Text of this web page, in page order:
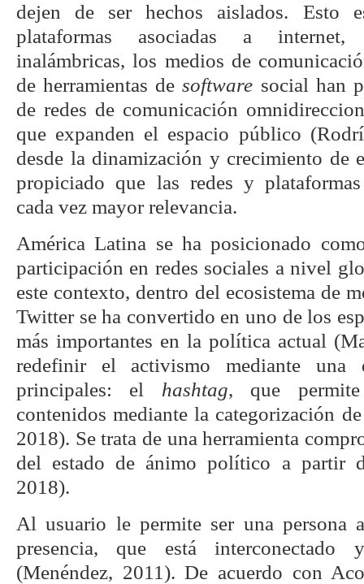
dejen de ser hechos aislados. Esto
plataformas asociadas a internet,
inalámbricas, los medios de
de herramientas desoftware social han
de redes de comunicación
que expanden el espacio público
desde la dinamización y crecimiento de
propiciado que las redes y
cada vez mayor relevancia.
América Latina se ha posicionado
participación en redes sociales a nivel
este contexto, dentro del ecosistema de
Twitter se ha convertido en uno de los
más importantes en la política actual
redefinir el activismo mediante una
principales: el hashtag, que
contenidos mediante la categorización
2018). Se trata de una herramienta
del estado de ánimo político a partir
2018).
Al usuario le permite ser una persona
presencia, que está interconectado
(Menéndez, 2011). De acuerdo con